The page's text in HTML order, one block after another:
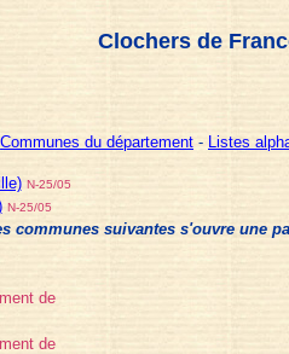
Clochers de
Communes du département - Listes
N-25/05
N-25/05
communes suivantes s'ouvre une
de
de